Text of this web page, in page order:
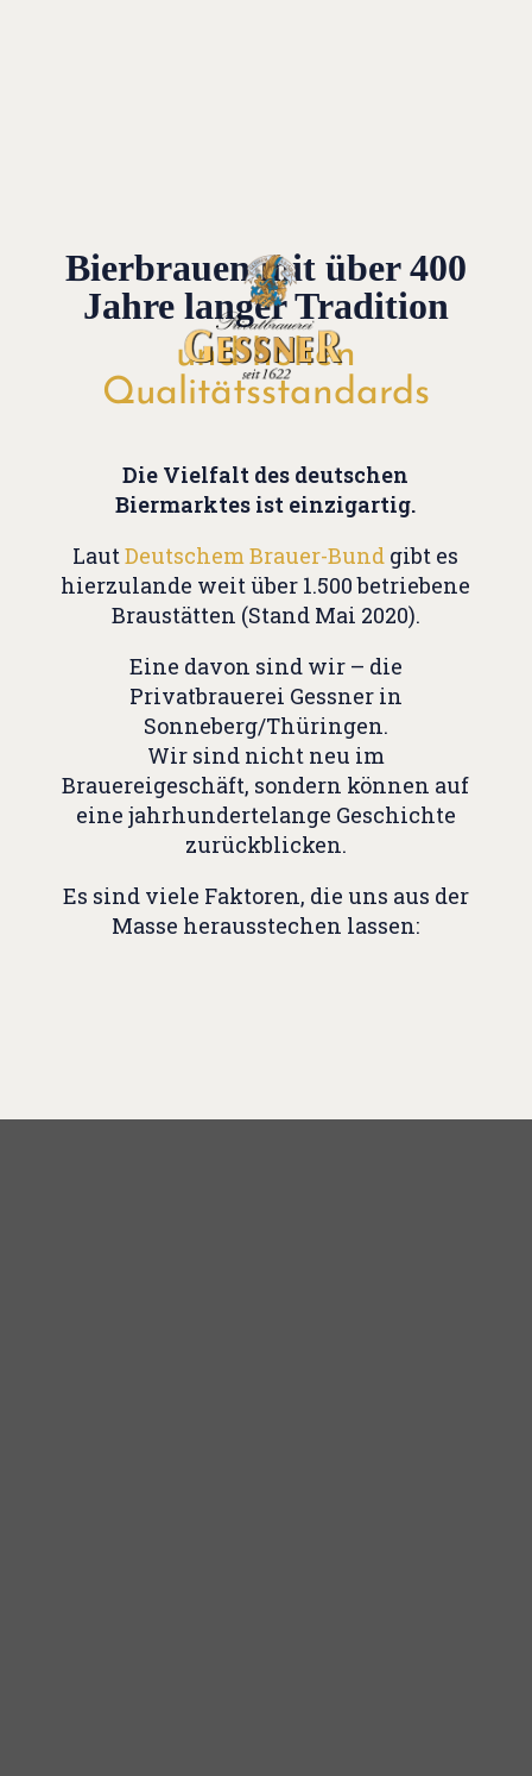
Bierbrauen mit über 400
Jahre langer Tradition
und hohen
Qualitätsstandards
Die Vielfalt des deutschen
Biermarktes ist einzigartig.
LautDeutschem Brauer-Bund gibt es
hierzulande weit über 1.500 betriebene
Braustätten (Stand Mai 2020).
Eine davon sind wir – die
Privatbrauerei Gessner in
Sonneberg/Thüringen.
Wir sind nicht neu im
Brauereigeschäft, sondern können auf
eine jahrhundertelange Geschichte
zurückblicken.
Es sind viele Faktoren, die uns aus der
Masse herausstechen lassen: